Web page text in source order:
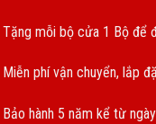
Tặng mỗi bộ cửa 1 Bộ để
Miễn phí vận chuyển, lắp
Bảo hành 5 năm kể từ